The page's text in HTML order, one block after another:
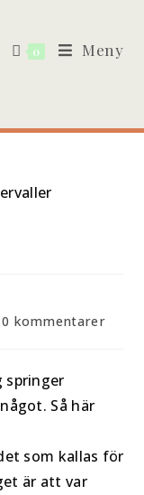
0 Meny
0 kommentarer
springer
Så här
som kallas för
är att var